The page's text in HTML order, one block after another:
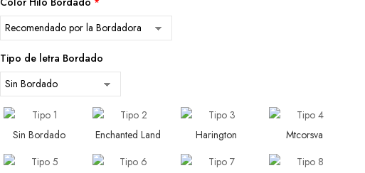
Tipo de letra Bordado
Sin Bordado Enchanted Land Harington Mtcorsva